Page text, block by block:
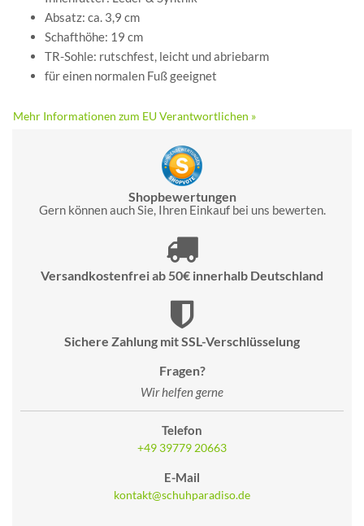
Absatz: ca. 3,9 cm
Schafthöhe: 19 cm
TR-Sohle: rutschfest, leicht und abriebarm
für einen normalen Fuß geeignet
Mehr Informationen zum EU Verantwortlichen »
Shopbewertungen
Gern können auch Sie, Ihren Einkauf bei uns bewerten.
Versandkostenfrei ab 50€ innerhalb Deutschland
Sichere Zahlung mit SSL-Verschlüsselung
Fragen?
Wir helfen gerne
Telefon
+49 39779 20663
E-Mail
kontakt@schuhparadiso.de